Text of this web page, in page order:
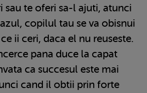
sau te oferi sa-l ajuti, atunci
copilul tau se va obisnui
ii ceri, daca el nu reuseste.
pana duce la capat
ca succesul este mai
cand il obtii prin forte